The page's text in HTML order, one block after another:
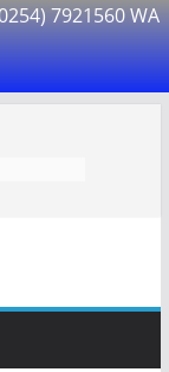
7921560 WA